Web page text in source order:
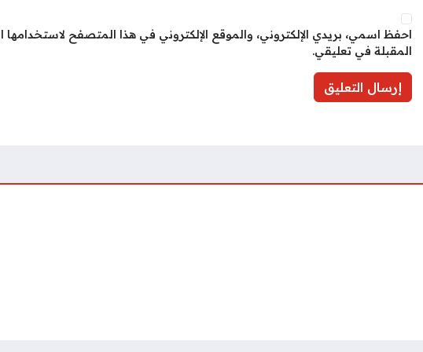
احفظ اسمي، بريدي الإلكتروني، والموقع الإلكتروني في هذا المتصفح لاستخدامها
المقبلة في تعليقي.